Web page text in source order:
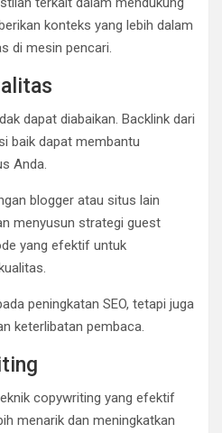
konteks yang lebih dalam
di mesin pencari.
dapat diabaikan. Backlink dari
baik dapat membantu
Anda.
blogger atau situs lain
menyusun strategi guest
yang efektif untuk
peningkatan SEO, tetapi juga
keterlibatan pembaca.
copywriting yang efektif
menarik dan meningkatkan